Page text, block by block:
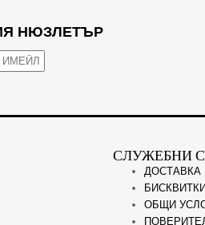
НЮЗЛЕТЪР
СЛУЖЕБНИ
ДОСТАВКА
БИСКВИТКИ
ОБЩИ